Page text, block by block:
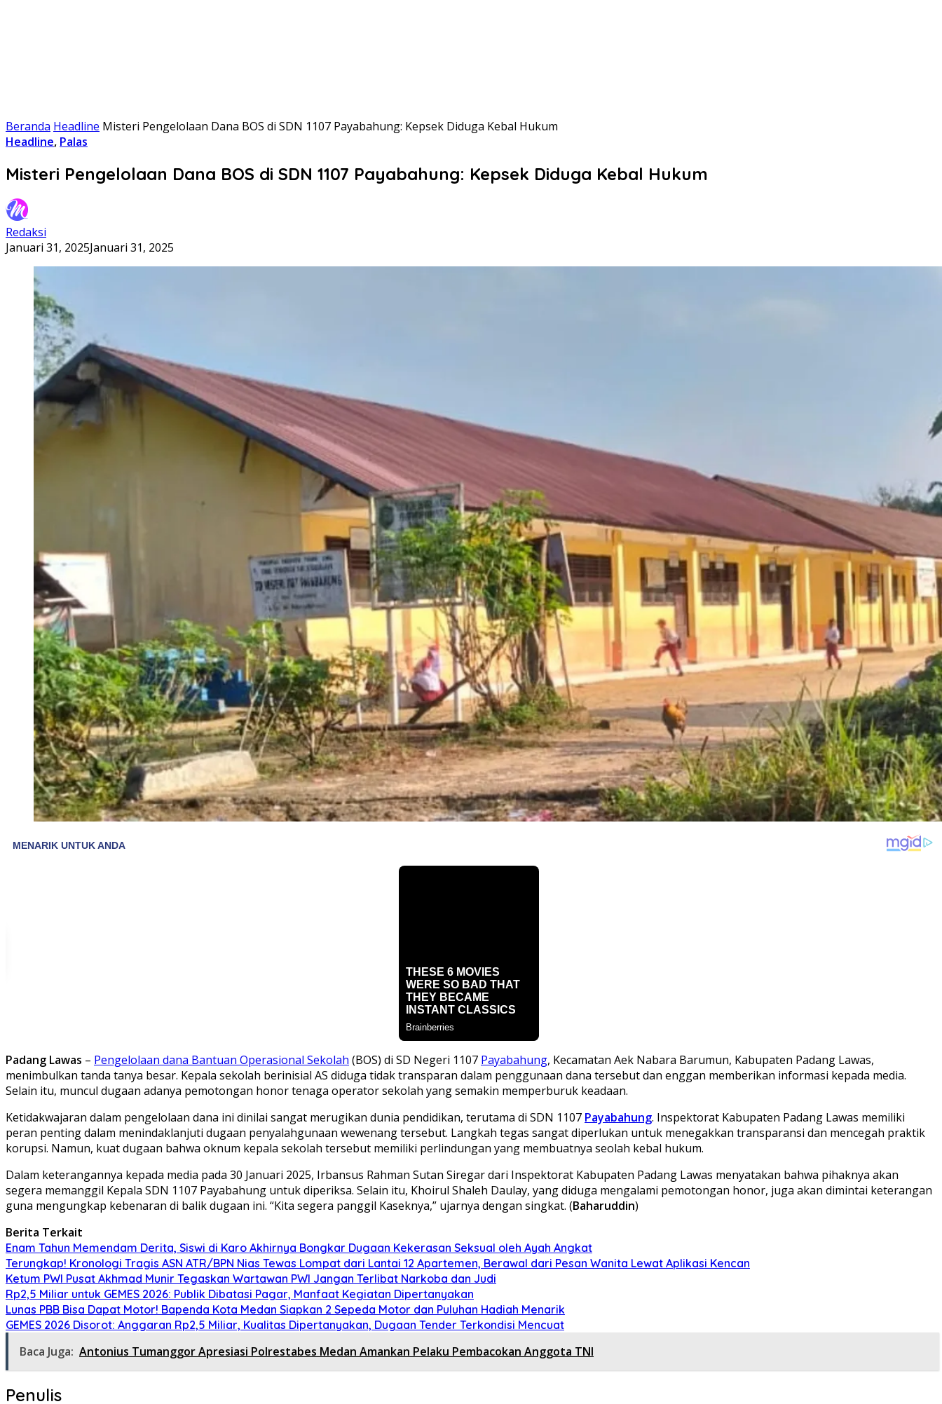
Beranda Headline Misteri Pengelolaan Dana BOS di SDN 1107 Payabahung: Kepsek Diduga Kebal Hukum
Headline, Palas
Misteri Pengelolaan Dana BOS di SDN 1107 Payabahung: Kepsek Diduga Kebal Hukum
Redaksi
Januari 31, 2025Januari 31, 2025
Padang Lawas – Pengelolaan dana Bantuan Operasional Sekolah (BOS) di SD Negeri 1107 Payabahung, Kecamatan Aek Nabara Barumun, Kabupaten Padang Lawas,
menimbulkan tanda tanya besar. Kepala sekolah berinisial AS diduga tidak transparan dalam penggunaan dana tersebut dan enggan memberikan informasi kepada media.
Selain itu, muncul dugaan adanya pemotongan honor tenaga operator sekolah yang semakin memperburuk keadaan.
Ketidakwajaran dalam pengelolaan dana ini dinilai sangat merugikan dunia pendidikan, terutama di SDN 1107 Payabahung. Inspektorat Kabupaten Padang Lawas memiliki
peran penting dalam menindaklanjuti dugaan penyalahgunaan wewenang tersebut. Langkah tegas sangat diperlukan untuk menegakkan transparansi dan mencegah praktik
korupsi. Namun, kuat dugaan bahwa oknum kepala sekolah tersebut memiliki perlindungan yang membuatnya seolah kebal hukum.
Dalam keterangannya kepada media pada 30 Januari 2025, Irbansus Rahman Sutan Siregar dari Inspektorat Kabupaten Padang Lawas menyatakan bahwa pihaknya akan
segera memanggil Kepala SDN 1107 Payabahung untuk diperiksa. Selain itu, Khoirul Shaleh Daulay, yang diduga mengalami pemotongan honor, juga akan dimintai keterangan
guna mengungkap kebenaran di balik dugaan ini. “Kita segera panggil Kaseknya,” ujarnya dengan singkat. (Baharuddin)
Berita Terkait
Enam Tahun Memendam Derita, Siswi di Karo Akhirnya Bongkar Dugaan Kekerasan Seksual oleh Ayah Angkat
Terungkap! Kronologi Tragis ASN ATR/BPN Nias Tewas Lompat dari Lantai 12 Apartemen, Berawal dari Pesan Wanita Lewat Aplikasi Kencan
Ketum PWI Pusat Akhmad Munir Tegaskan Wartawan PWI Jangan Terlibat Narkoba dan Judi
Rp2,5 Miliar untuk GEMES 2026: Publik Dibatasi Pagar, Manfaat Kegiatan Dipertanyakan
Lunas PBB Bisa Dapat Motor! Bapenda Kota Medan Siapkan 2 Sepeda Motor dan Puluhan Hadiah Menarik
GEMES 2026 Disorot: Anggaran Rp2,5 Miliar, Kualitas Dipertanyakan, Dugaan Tender Terkondisi Mencuat
Baca Juga: Antonius Tumanggor Apresiasi Polrestabes Medan Amankan Pelaku Pembacokan Anggota TNI
Penulis